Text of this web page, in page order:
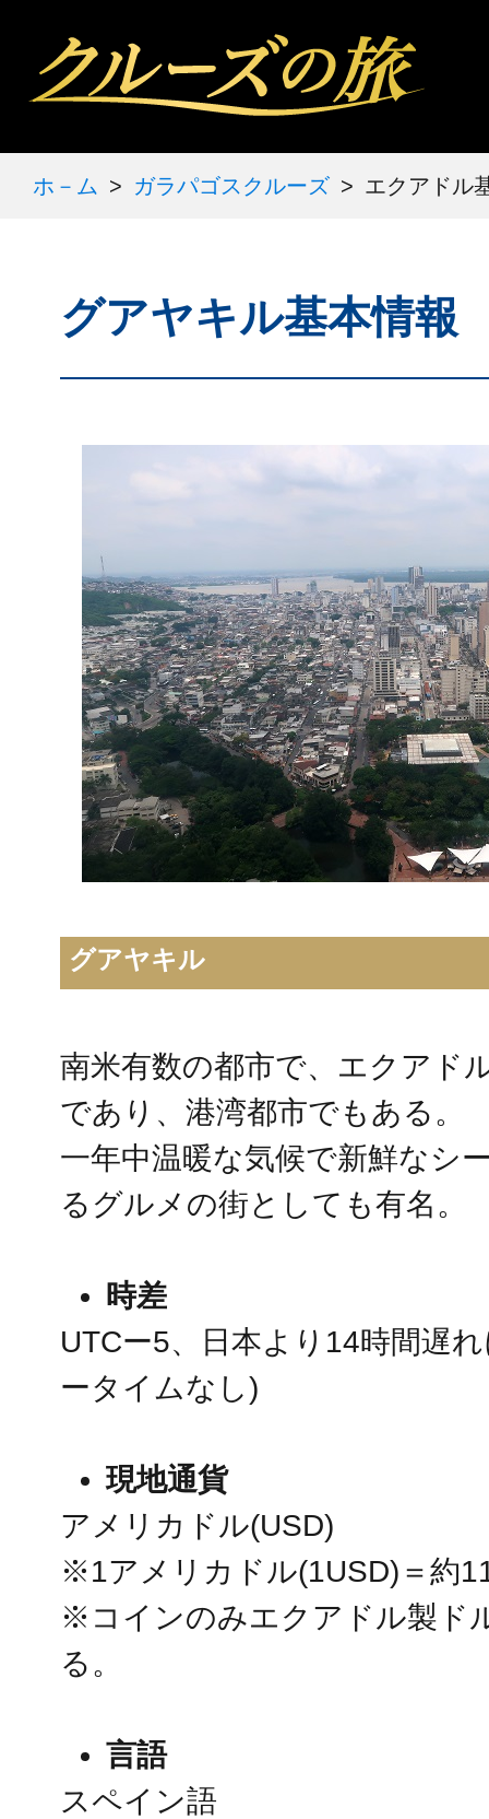
ホ－ム ガラパゴスクルーズ エクアドル
グアヤキル基本情報
グアヤキル
南米有数の都市で、エクアド
であり、港湾都市でもある。
一年中温暖な気候で新鮮なシ
るグルメの街としても有名。
時差
UTCー5、日本より14時間遅
ータイムなし)
現地通貨
アメリカドル(USD)
※1アメリカドル(1USD)＝約
※コインのみエクアドル製ド
る。
言語
スペイン語